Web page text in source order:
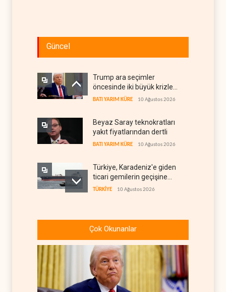
Güncel
Trump ara seçimler
öncesinde iki büyük krizle
karşı karşıya
BATI YARIM KÜRE 10 Ağustos 2026
Beyaz Saray teknokratları
yakıt fiyatlarından dertli
BATI YARIM KÜRE 10 Ağustos 2026
Türkiye, Karadeniz'e giden
ticari gemilerin geçişine
yeniden izin verdi
TÜRKİYE 10 Ağustos 2026
korkusu Ukrayna'ya Patriot
iznini engelledi
İran, Hürmüz hamlesiyle
denklemi değiştirdi
İRAN 10 Ağustos 2026
Çok Okunanlar